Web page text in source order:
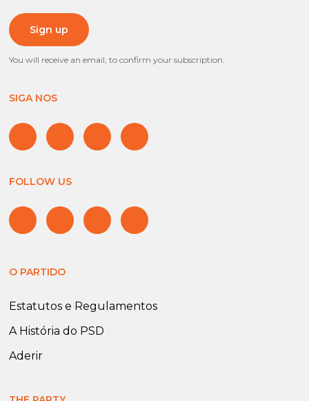
You will receive an email, to confirm your subscription.
SIGA NOS
FOLLOW US
O PARTIDO
Estatutos e Regulamentos
A História do PSD
Aderir